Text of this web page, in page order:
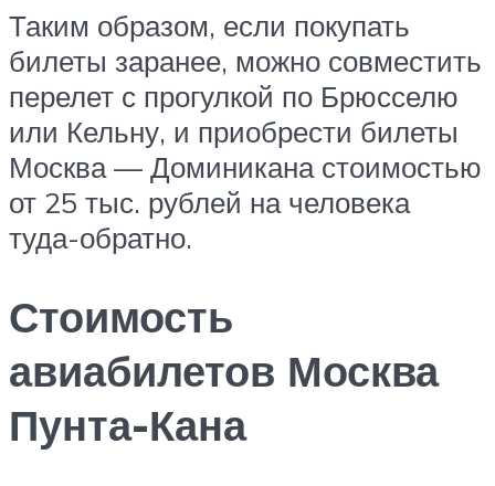
Таким образом, если покупать
билеты заранее, можно совместить
перелет с прогулкой по Брюсселю
или Кельну, и приобрести билеты
Москва — Доминикана стоимостью
от 25 тыс. рублей на человека
туда-обратно.
Стоимость
авиабилетов Москва
Пунта-Кана